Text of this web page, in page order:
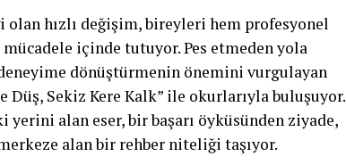
hızlı değişim, bireyleri hem profesyonel
içinde tutuyor. Pes etmeden yola
dönüştürmenin önemini vurgulayan
Düş, Sekiz Kere Kalk” ile okurlarıyla buluşuyor.
yerini alan eser, bir başarı öyküsünden ziyade,
alan bir rehber niteliği taşıyor.